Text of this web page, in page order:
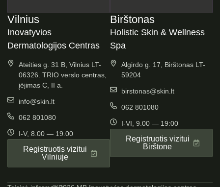
Vilnius
Inovatyvios
Dermatologijos Centras
Ateities g. 31 B, Vilnius LT-
06326. TRIO verslo centras,
įėjimas C, II a.
info@skin.lt
062 801080
I-V, 8.00 — 19.00
Registruotis vizitui
Vilniuje
Birštonas
Holistic Skin & Wellness
Spa
Algirdo g. 17, Birštonas LT-
59204
birstonas@skin.lt
062 801080
I-VI, 9.00 — 19:00
Registruotis vizitui
Birštone